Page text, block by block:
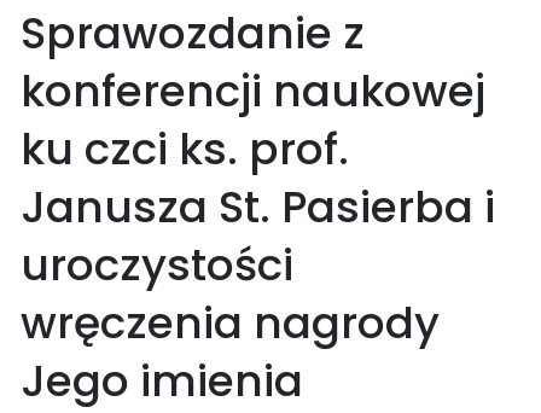
Sprawozdanie z
konferencji naukowej
ku czci ks. prof.
Janusza St. Pasierba i
uroczystości
wręczenia nagrody
Jego imienia